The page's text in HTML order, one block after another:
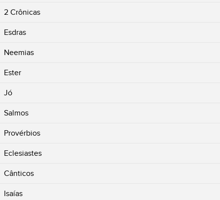
2 Crônicas
Esdras
Neemias
Ester
Jó
Salmos
Provérbios
Eclesiastes
Cânticos
Isaías